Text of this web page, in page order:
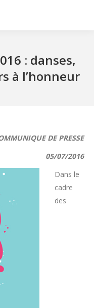
: danses,
à l’honneur
DE PRESSE
05/07/2016
Dans le
cadre
des